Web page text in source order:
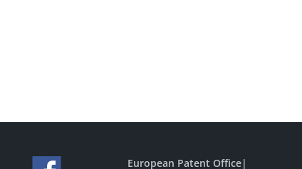
European Patent Office|